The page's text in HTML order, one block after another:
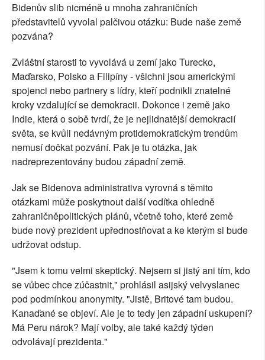
Bidenův slib nicméně u mnoha zahraničních
představitelů vyvolal palčivou otázku: Bude naše země
pozvána?
Zvláštní starosti to vyvolává u zemí jako Turecko,
Maďarsko, Polsko a Filipíny - všichni jsou americkými
spojenci nebo partnery s lídry, kteří podnikli znatelné
kroky vzdalující se demokracii. Dokonce i země jako
Indie, která o sobě tvrdí, že je nejlidnatější demokracií
světa, se kvůli nedávným protidemokratickým trendům
nemusí dočkat pozvání. Pak je tu otázka, jak
nadreprezentovány budou západní země.
Jak se Bidenova administrativa vyrovná s těmito
otázkami může poskytnout další vodítka ohledně
zahraničněpolitických plánů, včetně toho, které země
bude nový prezident upřednostňovat a ke kterým si bude
udržovat odstup.
"Jsem k tomu velmi skeptický. Nejsem si jistý ani tím, kdo
se vůbec chce zúčastnit," prohlásil asijský velvyslanec
pod podmínkou anonymity. "Jistě, Britové tam budou.
Kanaďané se objeví. Ale je to tedy jen západní uskupení?
Má Peru nárok? Mají volby, ale také každý týden
odvolávají prezidenta."